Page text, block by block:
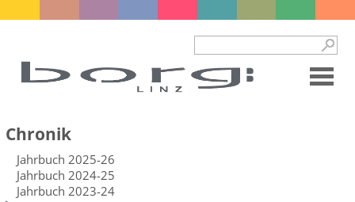
Chronik
Jahrbuch 2025-26
Jahrbuch 2024-25
Jahrbuch 2023-24